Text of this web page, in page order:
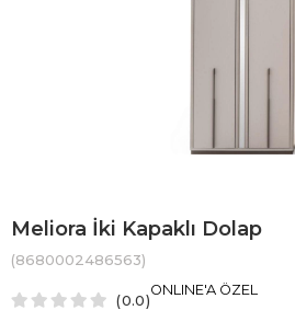
Meliora İki Kapaklı Dolap
(8680002486563)
0.0
ONLINE'A ÖZEL